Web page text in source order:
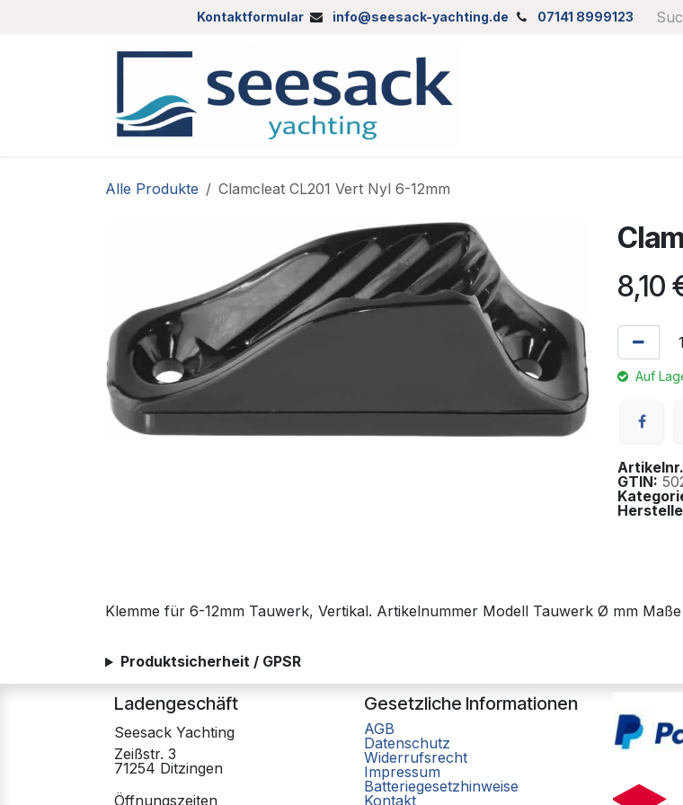
Kontaktformular info@seesack-yachting.de 07141 8999123
Alle Produkte Clamcleat CL201 Vert Nyl 6-12mm
8,10
Auf
GTIN:
Klemme für 6-12mm Tauwerk, Vertikal. Artikelnummer Modell Tauwerk Ø mm
Produktsicherheit / GPSR
Ladengeschäft
Seesack Yachting
Zeißstr. 3
71254 Ditzingen
Öffnungszeiten
Gesetzliche Informationen
AGB
Datenschutz
Widerrufsrecht
Impressum
Batteriegesetzhinweise
Kontakt